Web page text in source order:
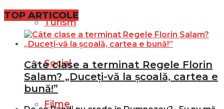
Turism
Social
Filme
TOP ARTICOLE
Câte clase a terminat Regele Florin
Salam? „Duceți-vă la școală, cartea e
bună!”